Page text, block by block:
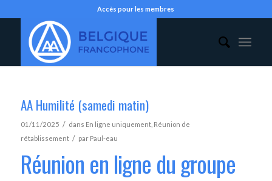
Accès pour les membres
AA Humilité (samedi matin)
01/11/2025 / dans En ligne uniquement, Réunion de
rétablissement / par Paul-eau
Réunion en ligne du groupe